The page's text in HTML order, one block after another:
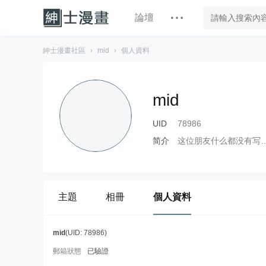
論壇
紳士漫畫社區 › mid › 個人資料
mid
UID
78986
简介
这位朋友什么都没有写
主題 相冊 個人資料
mid(UID: 78986)
郵箱狀態 已驗證